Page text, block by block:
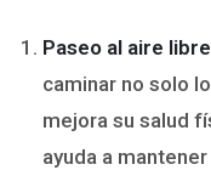
Paseo al aire libre
caminar no solo
mejora su salud
ayuda a